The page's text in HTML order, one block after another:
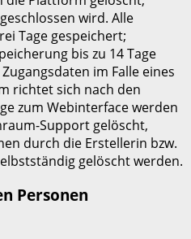
wird. Alle
Tage gespeichert;
bis zu 14 Tage
im Falle eines
richtet sich nach den
zum Webinterface werden
Support gelöscht,
durch die Erstellerin bzw.
gelöscht werden.
Personen